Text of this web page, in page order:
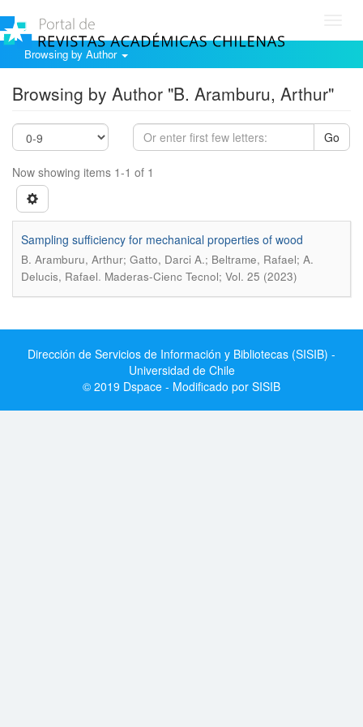
Browsing by Author
Browsing by Author "B. Aramburu, Arthur"
Go
Now showing items 1-1 of 1
Sampling sufficiency for mechanical properties of wood
B. Aramburu, Arthur; Gatto, Darci A.; Beltrame, Rafael; A.
Delucis, Rafael. Maderas-Cienc Tecnol; Vol. 25 (2023)
Dirección de Servicios de Información y Bibliotecas (SISIB) -
Universidad de Chile
© 2019 Dspace - Modificado por SISIB